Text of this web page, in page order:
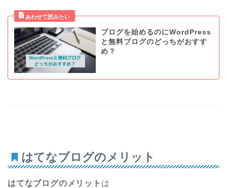
ブログを始めるのにWordPress
と無料ブログのどっちがおすす
め？
はてなブログのメリット
はてなブログのメリット は